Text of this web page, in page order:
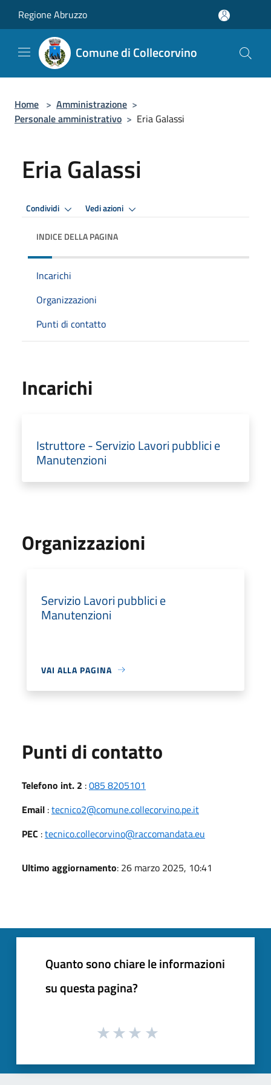
Regione Abruzzo
Comune di Collecorvino
Home > Amministrazione >
Personale amministrativo > Eria Galassi
Eria Galassi
Condividi Vedi azioni
INDICE DELLA PAGINA
Incarichi
Organizzazioni
Punti di contatto
Incarichi
Istruttore - Servizio Lavori pubblici e
Manutenzioni
Organizzazioni
Servizio Lavori pubblici e
Manutenzioni
VAI ALLA PAGINA
Punti di contatto
Telefono int. 2 :085 8205101
Email :tecnico2@comune.collecorvino.pe.it
PEC :tecnico.collecorvino@raccomandata.eu
Ultimo aggiornamento: 26 marzo 2025, 10:41
Quanto sono chiare le informazioni
su questa pagina?